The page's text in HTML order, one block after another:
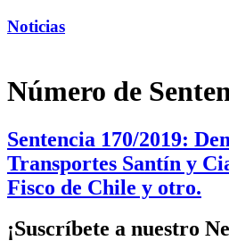
Noticias
Número de
Sentencia 170/2019:
Transportes Santín y
Fisco de Chile y otro.
¡Suscríbete a nuestro